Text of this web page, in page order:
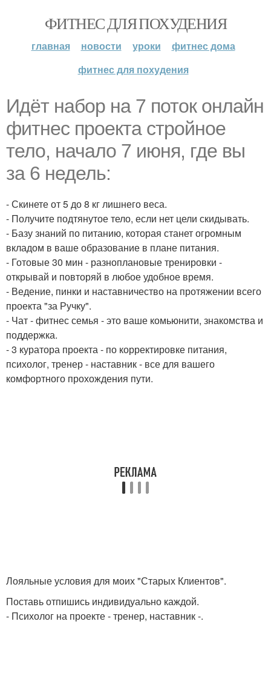
ФИТНЕС ДЛЯ ПОХУДЕНИЯ
главная новости уроки
фитнес дома
фитнес для похудения
Идёт набор на 7 поток онлайн
фитнес проекта стройное
тело, начало 7 июня, где вы
за 6 недель:
- Скинете от 5 до 8 кг лишнего веса.
- Получите подтянутое тело, если нет цели скидывать.
- Базу знаний по питанию, которая станет огромным
вкладом в ваше образование в плане питания.
- Готовые 30 мин - разноплановые тренировки -
открывай и повторяй в любое удобное время.
- Ведение, пинки и наставничество на протяжении всего
проекта "за Ручку".
- Чат - фитнес семья - это ваше комьюнити, знакомства и
поддержка.
- 3 куратора проекта - по корректировке питания,
психолог, тренер - наставник - все для вашего
комфортного прохождения пути.
Лояльные условия для моих "Старых Клиентов".
Поставь отпишись индивидуально каждой.
- Психолог на проекте - тренер, наставник -.